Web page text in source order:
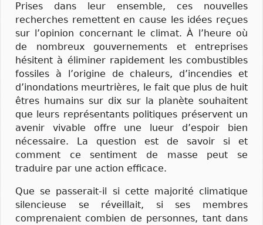
Prises dans leur ensemble, ces nouvelles
recherches remettent en cause les idées reçues
sur l’opinion concernant le climat. À l’heure où
de nombreux gouvernements et entreprises
hésitent à éliminer rapidement les combustibles
fossiles à l’origine de chaleurs, d’incendies et
d’inondations meurtrières, le fait que plus de huit
êtres humains sur dix sur la planète souhaitent
que leurs représentants politiques préservent un
avenir vivable offre une lueur d’espoir bien
nécessaire. La question est de savoir si et
comment ce sentiment de masse peut se
traduire par une action efficace.
Que se passerait-il si cette majorité climatique
silencieuse se réveillait, si ses membres
comprenaient combien de personnes, tant dans